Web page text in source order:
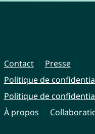
Contact
Presse
Politique de
Politique de
À propos